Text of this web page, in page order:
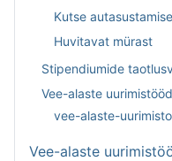
Kutse
Huvitavat mürast
Stipendiumide
Vee-alaste
vee-alaste-
Vee-alaste